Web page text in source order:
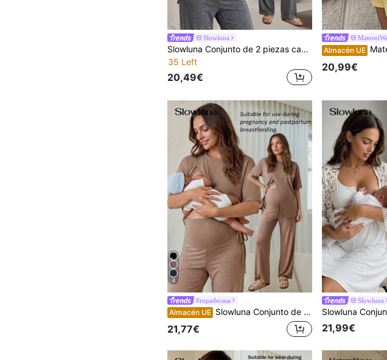
Slowluna
Slowluna Conjunto de 2 piezas casual para uso diario de maternidad con top de manga larga de cuello redondo de color liso para lactancia y pantalones largos con cintura ajustable
35 Left
20,49€
Almacén UE MaterniWear Set de
20,99€
4
#ropadecasa
Almacén UE Slowluna Conjunto de 2 piezas de maternidad con top de lactancia de cuello redondo de unicolor y pantalones largos de cintura ajustable, casual para uso diario
21,77€
Slowluna
21,99€